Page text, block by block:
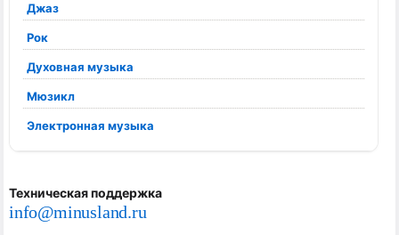
Джаз
Рок
Духовная музыка
Мюзикл
Электронная музыка
Техническая поддержка
info@minusland.ru